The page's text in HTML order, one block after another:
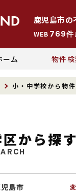
鹿児島市の
WEB 769件
ーム 物件検
小・中学校から物
区から探す
島市